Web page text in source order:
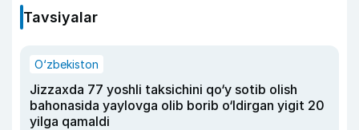
Tavsiyalar
O‘zbekiston
Jizzaxda 77 yoshli taksichini qo‘y sotib olish
bahonasida yaylovga olib borib o‘ldirgan yigit 20
yilga qamaldi